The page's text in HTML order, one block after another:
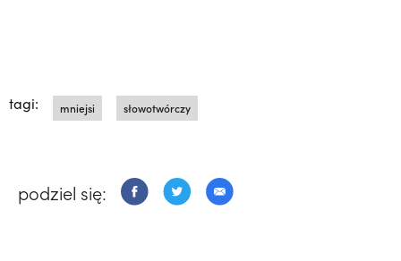
tagi: mniejsi słowotwórczy
podziel się: